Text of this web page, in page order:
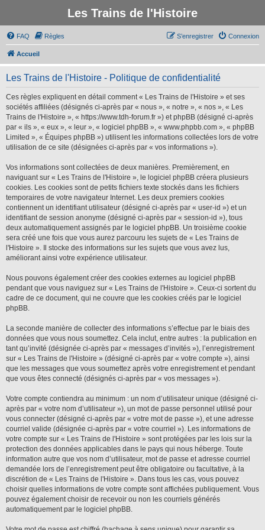
Les Trains de l'Histoire
FAQ Règles Connexion
S’enregistrer
Accueil
Les Trains de l'Histoire - Politique de confidentialité
Ces règles expliquent en détail comment « Les Trains de l'Histoire » et ses
sociétés affiliées (désignés ci-après par « nous », « notre », « nos », « Les
Trains de l'Histoire », « https://www.tdh-forum.fr ») et phpBB (désigné ci-après
par « ils », « eux », « leur », « logiciel phpBB », « www.phpbb.com », « phpBB
Limited », « Équipes phpBB ») utilisent les informations collectées lors de votre
utilisation de ce site (désignées ci-après par « vos informations »).
Vos informations sont collectées de deux manières. Premièrement, en
naviguant sur « Les Trains de l'Histoire », le logiciel phpBB créera plusieurs
cookies. Les cookies sont de petits fichiers texte stockés dans les fichiers
temporaires de votre navigateur Internet. Les deux premiers cookies
contiennent un identifiant utilisateur (désigné ci-après par « user-id ») et un
identifiant de session anonyme (désigné ci-après par « session-id »), tous
deux automatiquement assignés par le logiciel phpBB. Un troisième cookie
sera créé une fois que vous aurez parcouru les sujets de « Les Trains de
l'Histoire ». Il stocke des informations sur les sujets que vous avez lus,
améliorant ainsi votre expérience utilisateur.
Nous pouvons également créer des cookies externes au logiciel phpBB
pendant que vous naviguez sur « Les Trains de l'Histoire ». Ceux-ci sortent du
cadre de ce document, qui ne couvre que les cookies créés par le logiciel
phpBB.
La seconde manière de collecter des informations s’effectue par le biais des
données que vous nous soumettez. Cela inclut, entre autres : la publication en
tant qu’invité (désignée ci-après par « messages d’invités »), l’enregistrement
sur « Les Trains de l'Histoire » (désigné ci-après par « votre compte »), ainsi
que les messages que vous soumettez après votre enregistrement et pendant
que vous êtes connecté (désignés ci-après par « vos messages »).
Votre compte contiendra au minimum : un nom d’utilisateur unique (désigné ci-
après par « votre nom d’utilisateur »), un mot de passe personnel utilisé pour
vous connecter (désigné ci-après par « votre mot de passe »), et une adresse
courriel valide (désignée ci-après par « votre courriel »). Les informations de
votre compte sur « Les Trains de l'Histoire » sont protégées par les lois sur la
protection des données applicables dans le pays qui nous héberge. Toute
information autre que vos nom d’utilisateur, mot de passe et adresse courriel
demandée lors de l’enregistrement peut être obligatoire ou facultative, à la
discrétion de « Les Trains de l'Histoire ». Dans tous les cas, vous pouvez
choisir quelles informations de votre compte sont affichées publiquement. Vous
pouvez également choisir de recevoir ou non les courriels générés
automatiquement par le logiciel phpBB.